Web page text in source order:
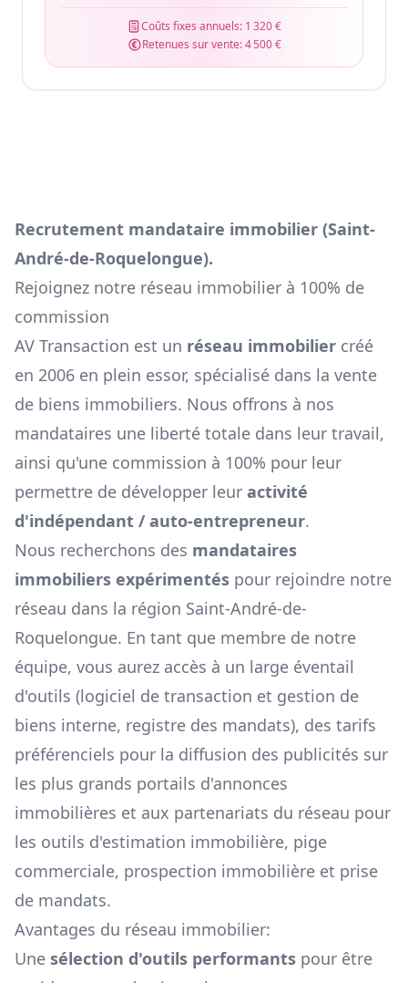
Coûts fixes annuels: 1 320 €
Retenues sur vente:4 500 €
Recrutement mandataire immobilier (Saint-
André-de-Roquelongue).
Rejoignez notre réseau immobilier à 100% de
commission
AV Transaction est un réseau immobilier créé
en 2006 en plein essor, spécialisé dans la vente
de biens immobiliers. Nous offrons à nos
mandataires une liberté totale dans leur travail,
ainsi qu'une commission à 100% pour leur
permettre de développer leur activité
d'indépendant / auto-entrepreneur.
Nous recherchons des mandataires
immobiliers expérimentés pour rejoindre notre
réseau dans la région Saint-André-de-
Roquelongue. En tant que membre de notre
équipe, vous aurez accès à un large éventail
d'outils (logiciel de transaction et gestion de
biens interne, registre des mandats), des tarifs
préférenciels pour la diffusion des publicités sur
les plus grands portails d'annonces
immobilières et aux partenariats du réseau pour
les outils d'estimation immobilière, pige
commerciale, prospection immobilière et prise
de mandats.
Avantages du réseau immobilier:
Une sélection d'outils performants pour être